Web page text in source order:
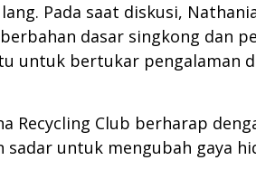
Pada saat diskusi,
dasar singkong dan
untuk bertukar pengalaman
Club berharap
untuk mengubah gaya